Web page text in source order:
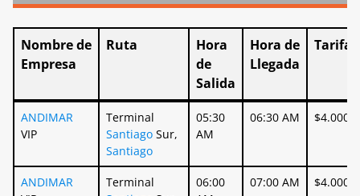
Nombre de
Empresa
Ruta
Hora
de
Salida
Hora de
Llegada
Tarifa
Nombre de
Empresa
Ruta
Hora
de
Hora de
Tarifa
ANDIMAR
VIP
Terminal
Santiago Sur,
Santiago
05:30
AM
06:30 AM $4.000
ANDIMAR
Terminal
06:00
07:00 AM $4.000